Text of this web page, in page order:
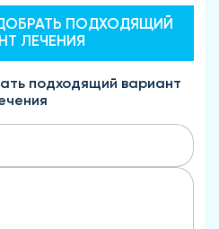
ПОДХОДЯЩИЙ
ЛЕЧЕНИЯ
подходящий вариант